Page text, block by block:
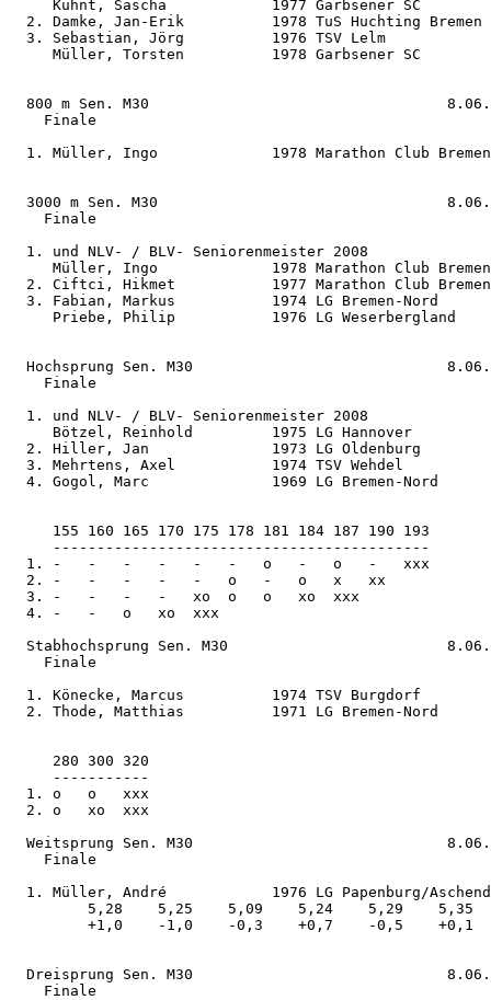
Kuhnt, Sascha            1977 Garbsener SC
2. Damke, Jan-Erik          1978 TuS Huchting
3. Sebastian, Jörg          1976 TSV Lelm
Müller, Torsten          1978 Garbsener SC
800 m Sen. M30
    Finale
1. Müller, Ingo             1978 Marathon Club
3000 m Sen. M30
    Finale
  1. und NLV- / BLV- Seniorenmeister 2008
Müller, Ingo             1978 Marathon Club
2. Ciftci, Hikmet           1977 Marathon Club
3. Fabian, Markus           1974 LG Bremen-Nord
Priebe, Philip           1976 LG
Hochsprung Sen. M30
    Finale
  1. und NLV- / BLV- Seniorenmeister 2008
Bötzel, Reinhold         1975 LG Hannover
2. Hiller, Jan              1973 LG Oldenburg
3. Mehrtens, Axel           1974 TSV Wehdel
4. Gogol, Marc              1969 LG Bremen-Nord
155 160 165 170 175 178 181
     -------------------------------------------
1. -   -   -   -   -   -   o   -
2. -   -   -   -   -   o   -
3. -   -   -   -   xo  o
4. -   -   o
Stabhochsprung Sen. M30
    Finale
1. Könecke, Marcus          1974 TSV Burgdorf
2. Thode, Matthias          1971 LG Bremen-Nord
280
     -----------
1. o   o
2. o   xo
Weitsprung Sen. M30
    Finale
1. Müller, André            1976 LG Papenburg/
         5,28    5,25    5,09    5,24    5,29    5,35
         +1,0    -1,0    -0,3    +0,7    -0,5    +0,1
Dreisprung Sen. M30
    Finale